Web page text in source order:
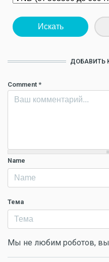
Искать
ДОБАВИТЬ
Comment *
Name
Тема
Мы не любим роботов,